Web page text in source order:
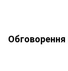
Обговорення